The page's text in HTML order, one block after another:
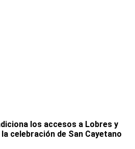
los accesos a Lobres y
celebración de San Cayetano